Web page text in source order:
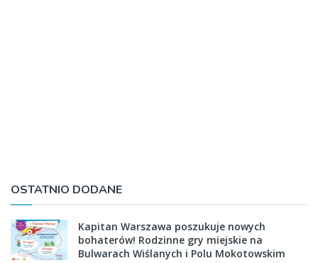
OSTATNIO DODANE
Kapitan Warszawa poszukuje nowych
bohaterów! Rodzinne gry miejskie na
Bulwarach Wiślanych i Polu Mokotowskim